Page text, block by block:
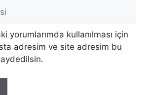
yorumlarımda kullanılması için
adresim ve site adresim bu